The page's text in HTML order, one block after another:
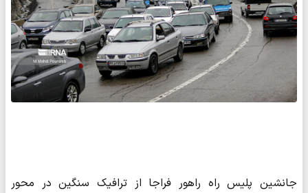
جانشین پلیس راه راهور فراجا از ترافیک سنگین در محور